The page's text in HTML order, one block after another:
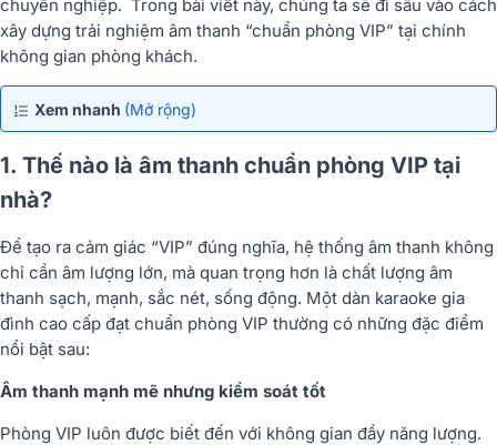
chuyên nghiệp. Trong bài viết này, chúng ta sẽ đi sâu vào cách
xây dựng trải nghiệm âm thanh “chuẩn phòng VIP” tại chính
không gian phòng khách.
Xem nhanh (Mở rộng)
1. Thế nào là âm thanh chuẩn phòng VIP tại
nhà?
Để tạo ra cảm giác “VIP” đúng nghĩa, hệ thống âm thanh không
chỉ cần âm lượng lớn, mà quan trọng hơn là chất lượng âm
thanh sạch, mạnh, sắc nét, sống động. Một dàn karaoke gia
đình cao cấp đạt chuẩn phòng VIP thường có những đặc điểm
nổi bật sau:
Âm thanh mạnh mẽ nhưng kiểm soát tốt
Phòng VIP luôn được biết đến với không gian đầy năng lượng.